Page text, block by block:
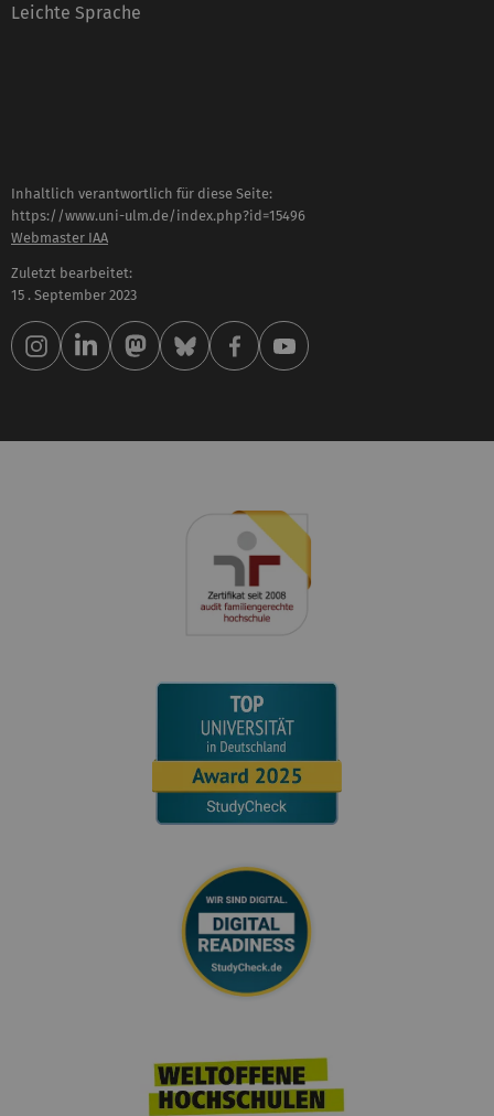
Leichte Sprache
Inhaltlich verantwortlich für diese Seite:
https://www.uni-ulm.de/index.php?id=15496
Webmaster IAA
Zuletzt bearbeitet:
15 . September 2023